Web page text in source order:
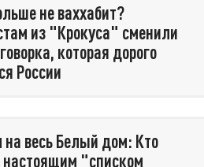
не ваххабит?
из "Крокуса" сменили
которая дорого
России
на весь Белый дом: Кто
настоящим "списком